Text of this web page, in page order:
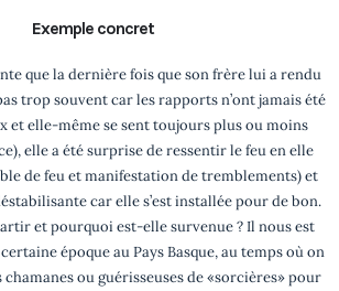
Exemple concret
que la dernière fois que son frère lui a rendu
trop souvent car les rapports n’ont jamais été
et elle-même se sent toujours plus ou moins
elle a été surprise de ressentir le feu en elle
de feu et manifestation de tremblements) et
car elle s’est installée pour de bon.
et pourquoi est-elle survenue ? Il nous est
époque au Pays Basque, au temps où on
ou guérisseuses de «sorcières» pour